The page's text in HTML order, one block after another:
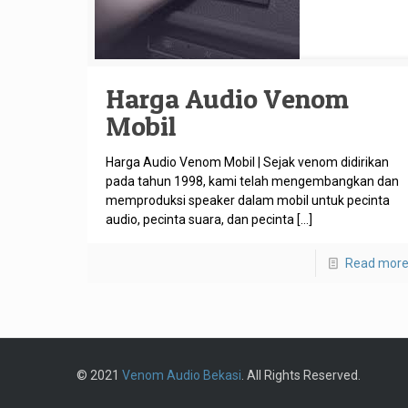
Harga Audio Venom
Mobil
Harga Audio Venom Mobil | Sejak venom didirikan
pada tahun 1998, kami telah mengembangkan dan
memproduksi speaker dalam mobil untuk pecinta
audio, pecinta suara, dan pecinta […]
Read
© 2021 Venom Audio Bekasi . All Rights Reserved.